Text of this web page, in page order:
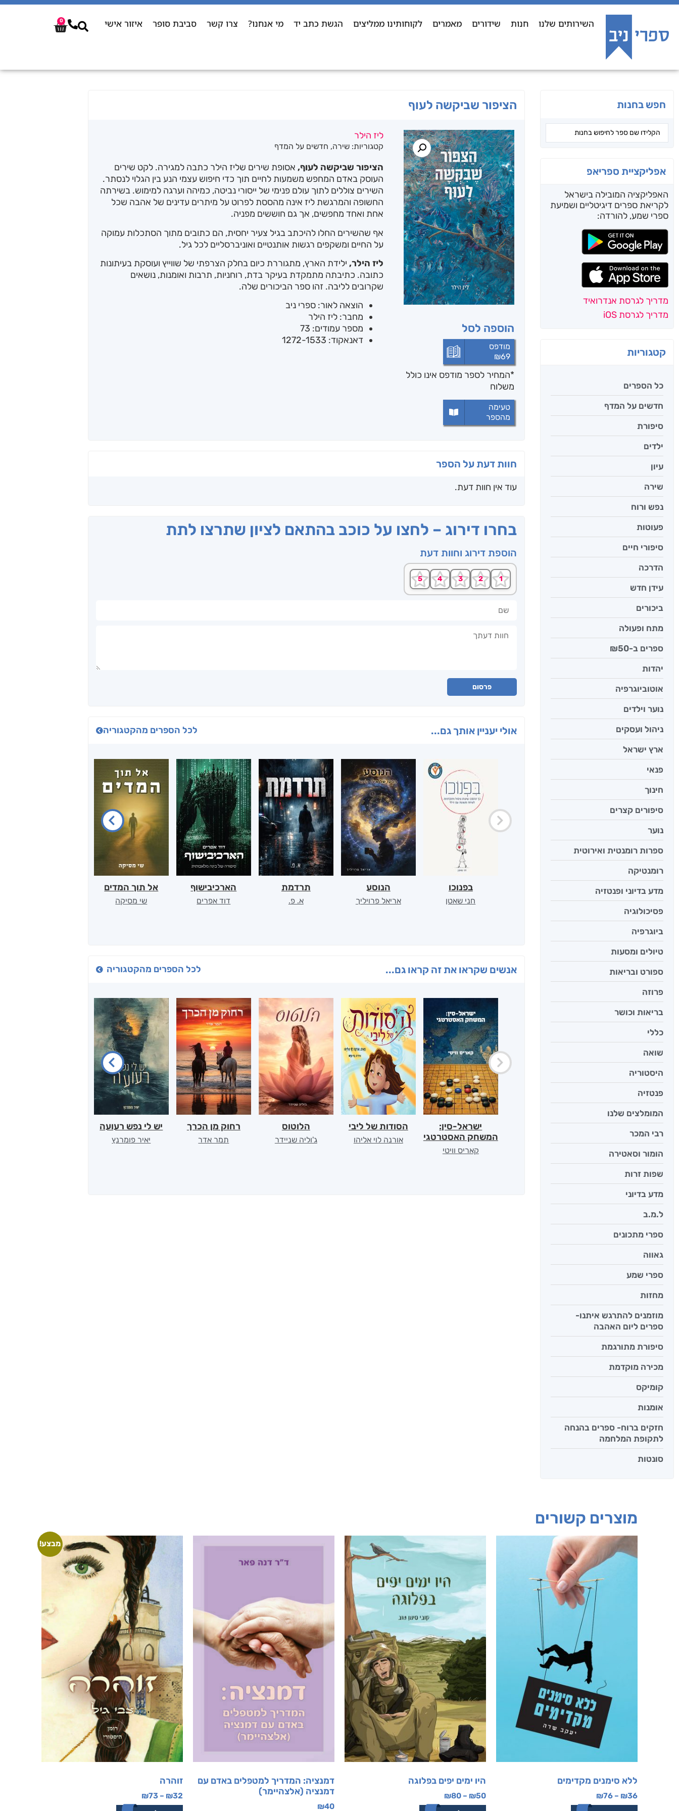
השירותים שלנו חנות שידורים מאמרים לקוחותינו ממליצים הגשת כתב יד מי אנחנו? צרו קשר סביבת סופר איזור אישי 0
חפש בחנות
אפליקציית ספריאפ
האפליקציה המובילה בישראל
לקריאת ספרים דיגיטליים ושמיעת
ספרי שמע, להורדה:
מדריך לגרסת אנדרואיד
מדריך לגרסת iOS
קטגוריות
כל הספרים
חדשים על המדף
סיפורת
ילדים
עיון
שירה
נפש ורוח
פעוטות
סיפורי חיים
הדרכה
עידן חדש
ביכורים
מתח ופעולה
ספרים ב-₪50
יהדות
אוטוביוגרפיה
נוער וילדים
ניהול ועסקים
ארץ ישראל
פנאי
חינוך
סיפורים קצרים
נוער
ספרות רומנטית ואירוטית
רומנטיקה
מדע בדיוני ופנטזיה
פסיכולוגיה
ביוגרפיה
טיולים ומסעות
ספורט ובריאות
פרוזה
בריאות וכושר
כללי
שואה
היסטוריה
פנטזיה
המומלצים שלנו
רבי המכר
הומור וסאטירה
שפות זרות
מדע בדיוני
ל.מ.ב
ספרי מתכונים
גאווה
ספרי שמע
מחזות
מוזמנים להתרגש איתנו-
ספרים ליום האהבה
סיפורת מתורגמת
מכירה מוקדמת
קומיקס
אומנות
חזקים ברוח- ספרים בהנחה
לתקופת המלחמה
סונטות
הציפור שביקשה לעוף
הוספה לסל
מודפס
₪69
*המחיר לספר מודפס אינו כולל
משלוח
טעימה
מהספר
ליז הילר
קטגוריות: שירה, חדשים על המדף
הציפור שביקשה לעוף,אסופת שירים שליז הילר כתבה למגירה. לקט שירים
העוסק באדם המחפש משמעות לחיים תוך כדי חיפוש עצמי הנע בין הגלוי לנסתר.
השירים צוללים לתוך עולם פנימי של ייסורי נביטה, כמיהה וערגה למימוש. בשירתה
החשופה והמרגשת ליז אינה מהססת לפרוט על מיתרים עדינים של אהבה שכל
אחת ואחד מחפשים, אך גם חוששים מפניה.
אף שהשירים החלו להיכתב בגיל צעיר יחסית, הם כתובים מתוך הסתכלות עמוקה
על החיים ומשקפים רגשות אותנטיים ואוניברסליים לכל גיל.
ליז הילר,ילידת הארץ, מתגוררת כיום בחלק הצרפתי של שווייץ ועוסקת בעיתונות
כתובה. כתיבתה מתמקדת בעיקר בדת, רוחניות, תרבות ואומנות, נושאים
שקרובים לליבה. זהו ספר הביכורים שלה.
הוצאה לאור: ספרי ניב
מחבר: ליז הילר
מספר עמודים: 73
דאנאקוד: 1272-1533
חוות דעת על הספר
עוד אין חוות דעת.
בחרו דירוג – לחצו על כוכב בהתאם לציון שתרצו לתת
הוספת דירוג וחוות דעת
פרסום
אולי יעניין אותך גם... לכל הספרים מהקטגוריה
בפנוכו
חני שאטן
הנוסע
אריאל פרויליך
תרדמת
א. פ.
הארכיבישוף
דוד אפרים
אל תוך המדים
שי מסיקה
אנשים שקראו את זה קראו גם... לכל הספרים מהקטגוריה
ישראל-סין:
המשחק האסטרטגי
קאריס וויטי
הסודות של ליבי
אורנה לוי אליהו
הלוטוס
ג'וליה שניידר
רחוק מן הכרך
תמר אדר
יש לי נפש רעועה
יאיר פומרנץ
מוצרים קשורים
ללא סימנים מקדימים
₪36
–
₪76
היו ימים יפים בפלוגה
₪50
–
₪80
דמנציה: המדריך למטפלים באדם עם
דמנציה (אלצהיימר)
₪40
מבצע!
זוהרה
₪32
–
₪73